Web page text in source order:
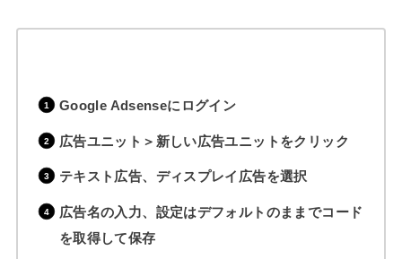
Google Adsenseにログイン
広告ユニット＞新しい広告ユニットをクリック
テキスト広告、ディスプレイ広告を選択
広告名の入力、設定はデフォルトのままでコード
を取得して保存